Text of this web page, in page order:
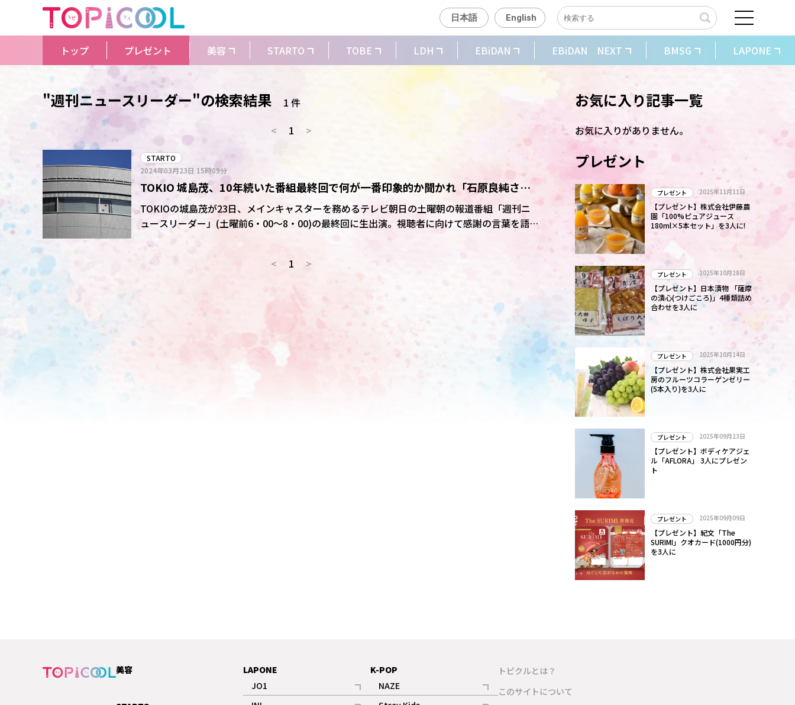
日本語 English
トップ プレゼント 美容 STARTO TOBE LDH EBiDAN EBiDAN NEXT BMSG LAPONE
"週刊ニュースリーダー"の検索結果
1 件
<
1 >
STARTO
2024年03月23日 15時09分
TOKIO 城島茂、10年続いた番組最終回で何が一番印象的か聞かれ「石原良純さん
と自分が年取ったなって」
TOKIOの城島茂が23日、メインキャスターを務めるテレビ朝日の土曜朝の報道番組「週刊ニ
ュースリーダー」(土曜前6・00～8・00)の最終回に生出演。視聴者に向けて感謝の言葉を語っ
た。 城島は番組エンディングで「色々この番組ならではの切り口があったと思う」と振り返
たけど、どんな感じになるんですか?朝は大変ですから、皆さん体調に気を使って頑張ってほ
< 1 >
お気に入り記事一覧
お気に入りがありません。
プレゼント
プレゼント 2025年11月11日
【プレゼント】株式会社伊藤農
園「100%ピュアジュース
180ml×5本セット」を3人に!
プレゼント 2025年10月28日
【プレゼント】日本漬物 「薩摩
の漬心(つけごころ)」4種類詰め
合わせを3人に
プレゼント 2025年10月14日
【プレゼント】株式会社果実工
房のフルーツコラーゲンゼリー
(5本入り)を3人に
プレゼント 2025年09月23日
【プレゼント】ボディケアジェ
ル「AFLORA」 3人にプレゼン
ト
プレゼント 2025年09月09日
【プレゼント】紀文「The
SURIMI」クオカード(1000円分)
を3人に
美容
LAPONE
JO1
記事
K-POP
NAZE
記事
トピクルとは？
このサイトについて